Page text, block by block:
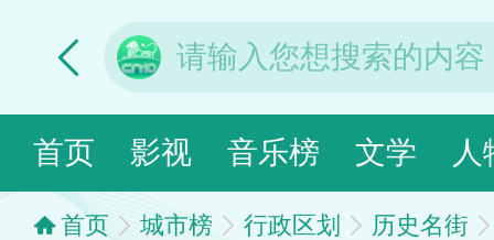
首页 影视 音乐榜 文学 人
首页 城市榜 行政区划 历史名街